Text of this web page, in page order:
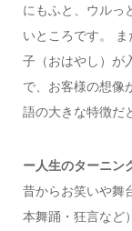
にもふと、ウルっ
いところです。
子（おはやし）が
で、お客様の想像
語の大きな特徴だ
ー人生のターニン
昔からお笑いや舞
本舞踊・狂言など